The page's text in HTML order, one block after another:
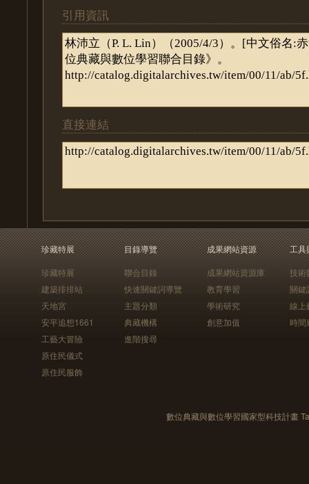
引用資訊
直接連結
珍藏特展
珍藏特展
建築排排站
天地宮
安平追想1661
工藝大冒險
原住民儀式
原住民服飾
目錄導覽
聯合目錄
快速關鍵詞導覽
主題分類
典藏機構
進階搜尋
成果網站資源
成果網站資源庫
教育學習
學術研究
創意加值
工具
技術
關鍵
線上
時間
數位典藏與數位學習國家型科技計畫